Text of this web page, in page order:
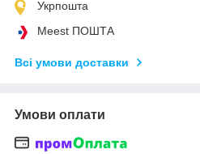
Укрпошта
Meest ПОШТА
Всі умови доставки
Умови оплати